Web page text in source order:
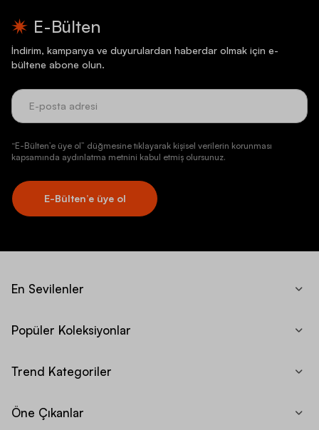
E-Bülten
İndirim, kampanya ve duyurulardan haberdar olmak için e-
bültene abone olun.
“E-Bülten’e üye ol” düğmesine tıklayarak kişisel verilerin korunması
kapsamında aydınlatma metnini kabul etmiş olursunuz.
E-Bülten’e üye ol
En Sevilenler
Popüler Koleksiyonlar
Trend Kategoriler
Öne Çıkanlar